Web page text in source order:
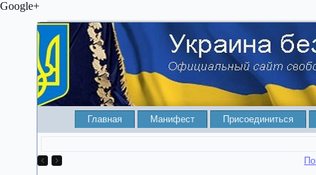
Google+
Главная Манифест Присоединиться
Как ваше станет чужим. КСУ разрешил отбирать